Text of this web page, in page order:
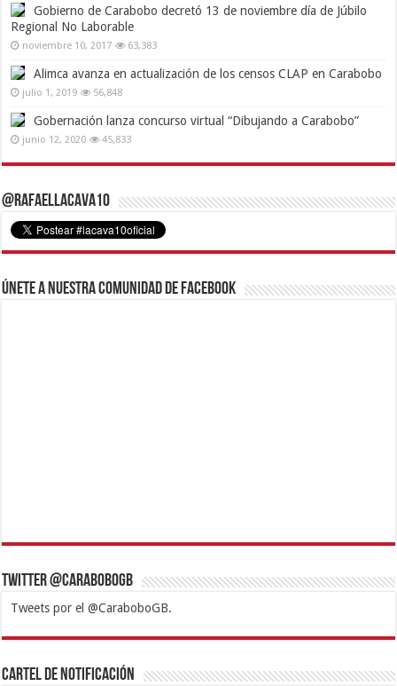
Gobierno de Carabobo decretó 13 de noviembre día de Júbilo
Regional No Laborable
noviembre 10, 2017 63,383
Alimca avanza en actualización de los censos CLAP en Carabobo
julio 1, 2019 56,848
Gobernación lanza concurso virtual “Dibujando a Carabobo”
junio 12, 2020 45,833
@RafaelLacava10
Únete a nuestra comunidad de Facebook
Twitter @CaraboboGB
Tweets por el @CaraboboGB.
1xbetBetturkeyBetistKralbetSupertotobetTipobetMatadorbetMariobet
https://mvbcasino.com/
Cartel de Notificación